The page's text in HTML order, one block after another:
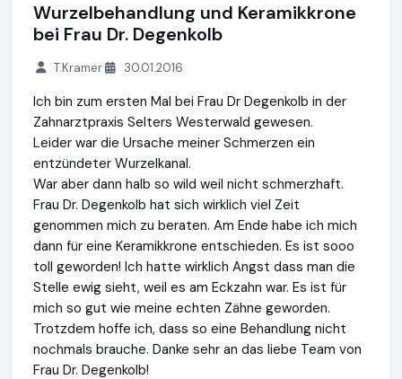
Wurzelbehandlung und Keramikkrone
bei Frau Dr. Degenkolb
T.Kramer 30.01.2016
Ich bin zum ersten Mal bei Frau Dr Degenkolb in der
Zahnarztpraxis Selters Westerwald gewesen.
Leider war die Ursache meiner Schmerzen ein
entzündeter Wurzelkanal.
War aber dann halb so wild weil nicht schmerzhaft.
Frau Dr. Degenkolb hat sich wirklich viel Zeit
genommen mich zu beraten. Am Ende habe ich mich
dann für eine Keramikkrone entschieden. Es ist sooo
toll geworden! Ich hatte wirklich Angst dass man die
Stelle ewig sieht, weil es am Eckzahn war. Es ist für
mich so gut wie meine echten Zähne geworden.
Trotzdem hoffe ich, dass so eine Behandlung nicht
nochmals brauche. Danke sehr an das liebe Team von
Frau Dr. Degenkolb!